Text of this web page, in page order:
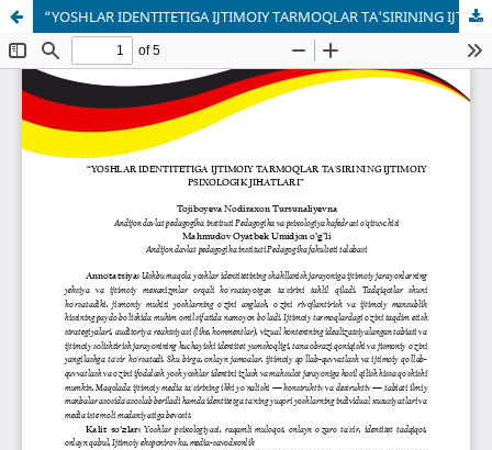
“YOSHLAR IDENTITETIGA IJTIMOIY TARMOQLAR TA'SIRINING IJTIMOIY PSIXOLOGIK JIHATLARI”